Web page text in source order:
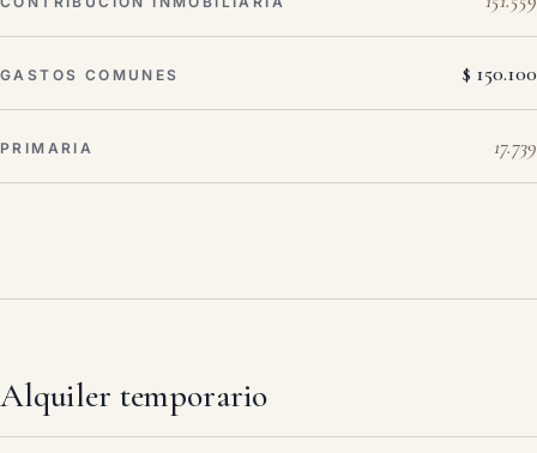
GASTOS COMUNES $ 150.100
PRIMARIA 17.739
Alquiler temporario